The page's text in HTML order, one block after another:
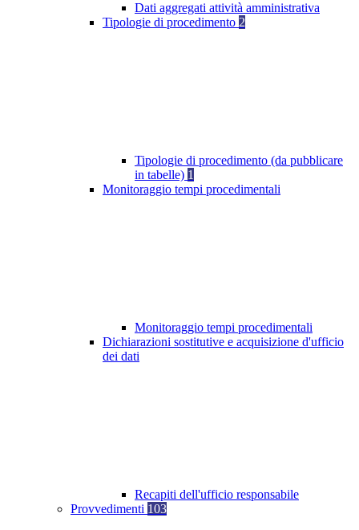
Dati aggregati attività amministrativa
Tipologie di procedimento 2
Tipologie di procedimento (da pubblicare
in tabelle) 1
Monitoraggio tempi procedimentali
Monitoraggio tempi procedimentali
Dichiarazioni sostitutive e acquisizione d'ufficio
dei dati
Recapiti dell'ufficio responsabile
Provvedimenti 103